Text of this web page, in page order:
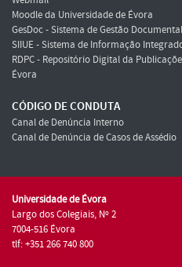
Moodle da Universidade de Évora
GesDoc - Sistema de Gestão
SIIUE - Sistema de Informação
RDPC - Repositório Digital da
Évora
CÓDIGO DE CONDUTA
Canal de Denúncia Interno
Canal de Denúncia de Casos de Assédio
Universidade de Évora
Largo dos Colegiais, Nº 2
7004-516 Évora
tlf: +351 266 740 800